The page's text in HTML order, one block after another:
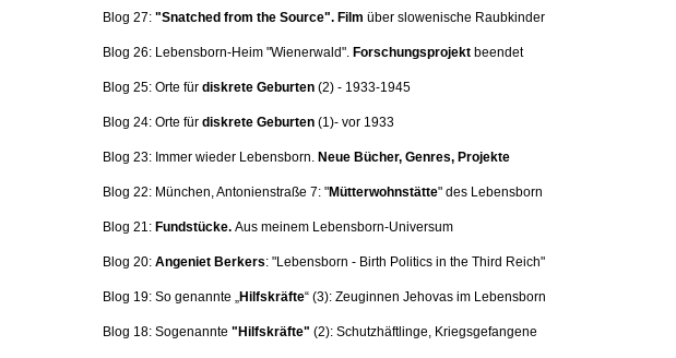
Blog 27: "Snatched from the Source". Film über slowenische Raubkinder
Blog 26: Lebensborn-Heim "Wienerwald". Forschungsprojekt beendet
Blog 25: Orte für diskrete Geburten (2) - 1933-1945
Blog 24: Orte für diskrete Geburten (1)- vor 1933
Blog 23: Immer wieder Lebensborn. Neue Bücher, Genres, Projekte
Blog 22: München, Antonienstraße 7: "Mütterwohnstätte" des Lebensborn
Blog 21: Fundstücke. Aus meinem Lebensborn-Universum
Blog 20: Angeniet Berkers: "Lebensborn - Birth Politics in the Third Reich"
Blog 19: So genannte „Hilfskräfte“ (3): Zeuginnen Jehovas im Lebensborn
Blog 18: Sogenannte "Hilfskräfte" (2): Schutzhäftlinge, Kriegsgefangene